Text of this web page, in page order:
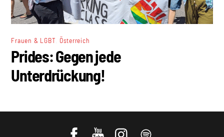
Frauen & LGBT Österreich
Prides: Gegen jede
Unterdrückung!